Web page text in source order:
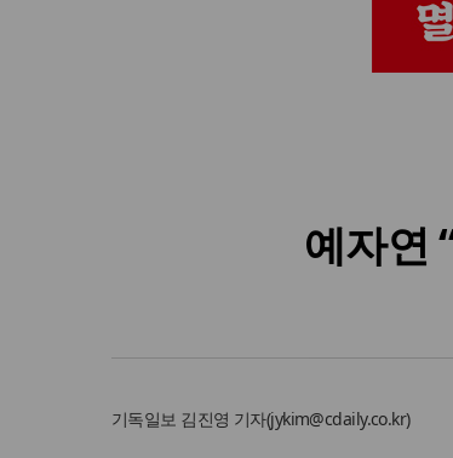
예자연
기독일보 김진영 기자(jykim@cdaily.co.kr)